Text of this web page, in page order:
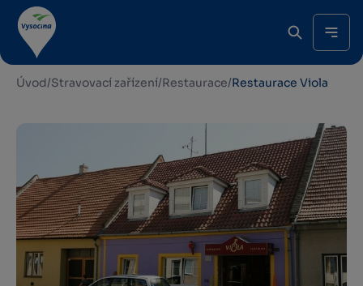
Úvod/Stravovací zařízení/Restaurace/Restaurace Viola